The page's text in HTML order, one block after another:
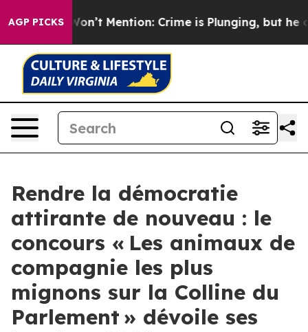
AGP PICKSWon’t Mention: Crime is Plunging, but he can’t
Rendre la démocratie
attirante de nouveau : le
concours « Les animaux de
compagnie les plus
mignons sur la Colline du
Parlement » dévoile ses